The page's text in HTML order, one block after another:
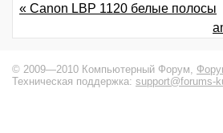
« Canon LBP 1120 белые полосы
© 2009—2010 Компьютерный Форум,
Техническая поддержка: support@forums-